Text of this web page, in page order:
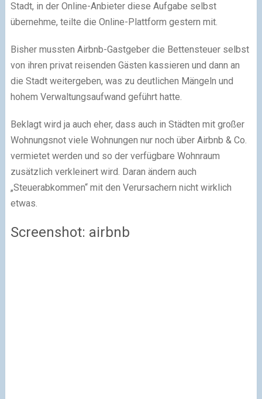
Stadt, in der Online-Anbieter diese Aufgabe selbst
übernehme, teilte die Online-Plattform gestern mit.
Bisher mussten Airbnb-Gastgeber die Bettensteuer selbst
von ihren privat reisenden Gästen kassieren und dann an
die Stadt weitergeben, was zu deutlichen Mängeln und
hohem Verwaltungsaufwand geführt hatte.
Beklagt wird ja auch eher, dass auch in Städten mit großer
Wohnungsnot viele Wohnungen nur noch über Airbnb & Co.
vermietet werden und so der verfügbare Wohnraum
zusätzlich verkleinert wird. Daran ändern auch
„Steuerabkommen“ mit den Verursachern nicht wirklich
etwas.
Screenshot: airbnb